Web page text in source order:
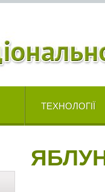
ТЕХНОЛОГІЇ